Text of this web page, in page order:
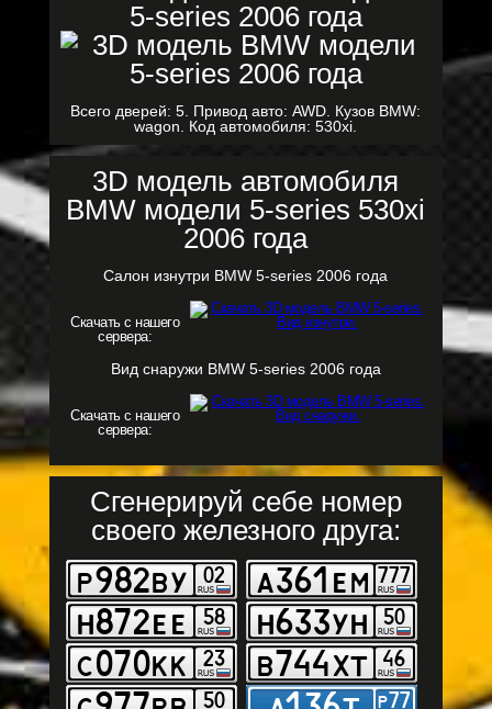
Всего дверей: 5. Привод авто: AWD. Кузов BMW:
wagon. Код автомобиля: 530xi.
3D модель автомобиля
BMW модели 5-series 530xi
2006 года
Салон изнутри BMW 5-series 2006 года
Скачать с нашего
сервера:
Вид снаружи BMW 5-series 2006 года
Скачать с нашего
сервера:
Сгенерируй себе номер
своего железного друга: